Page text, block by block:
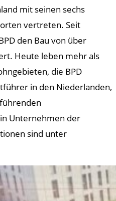
mit seinen sechs
vertreten. Seit
den Bau von über
Heute leben mehr als
die BPD
in den Niederlanden,
Unternehmen der
sind unter